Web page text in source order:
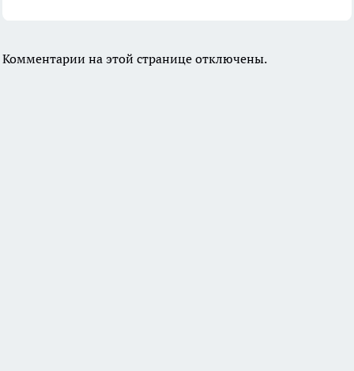
Комментарии на этой странице отключены.